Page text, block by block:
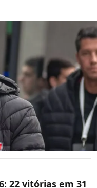
22 vitórias em 31